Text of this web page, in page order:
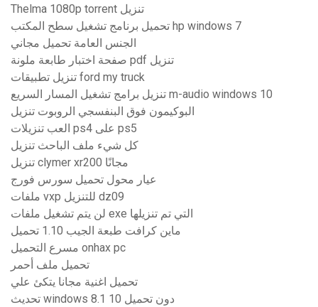
Thelma 1080p torrent تنزيل
تحميل برنامج تشغيل سطح المكتب hp windows 7
الجنس العامة تحميل مجاني
صفحة اختبار طابعة ملونة pdf تنزيل
تنزيل تطبيقات ford my truck
تنزيل برامج تشغيل المسار السريع m-audio windows 10
البوكيمون فوق البنفسجي الروبوت تنزيل
العب تنزيلات ps4 على ps5
كل شيء ملف الباحث تنزيل
تنزيل clymer xr200 مجانًا
عيار محول تحميل سورس فورج
ملفات vxp للتنزيل dz09
لن يتم تشغيل ملفات exe التي تم تنزيلها
ماين كرافت طبعة الجيب 1.10 تحميل
مسرع التحميل onhax pc
تحميل ملف أحمر
تحميل اغنية مجانا يتكئ علي
تحديث windows 8.1 دون تحميل 10